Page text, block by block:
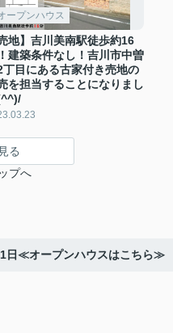
ープンハウス
売地】吉川美南駅徒歩約16
建築条件なし！吉川市中曽
丁目にある古家付き売地の
を担当することになりまし
る
プへ
1日≪オープンハウスはこちら≫